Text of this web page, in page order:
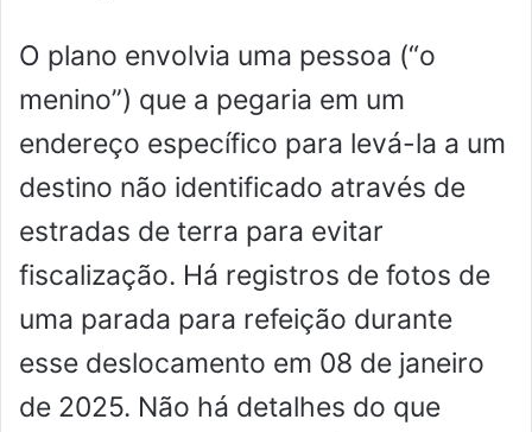
O plano envolvia uma pessoa (“o
menino”) que a pegaria em um
endereço específico para levá-la a um
destino não identificado através de
estradas de terra para evitar
fiscalização. Há registros de fotos de
uma parada para refeição durante
esse deslocamento em 08 de janeiro
de 2025. Não há detalhes do que